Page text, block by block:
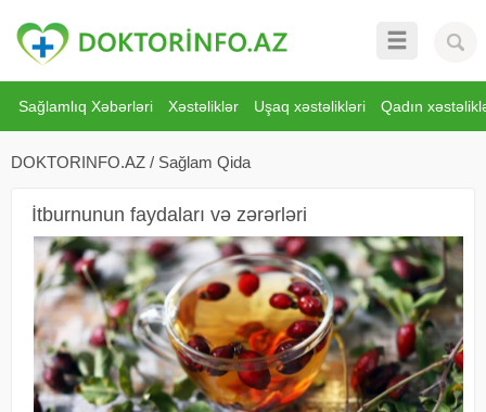
Sağlamlıq Xəbərləri Xəstəliklər Uşaq xəstəlikləri Qadın
DOKTORINFO.AZ / Sağlam Qida
İtburnunun faydaları və zərərləri